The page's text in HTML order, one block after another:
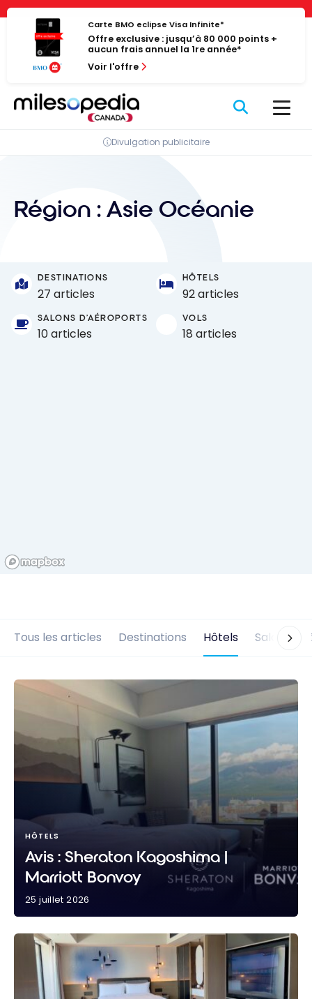
Panneau de gestion des cookies
Passer
contenu
Carte BMO eclipse Visa Infinite*
Offre exclusive : jusqu’à 80 000 points +
aucun frais annuel la 1re année*
Voir l'offre
Divulgation publicitaire
Région : Asie Océanie
DESTINATIONS
27 articles
HÔTELS
92 articles
SALONS D'AÉROPORTS
10 articles
VOLS
18 articles
Tous les articles Destinations Hôtels Salons
HÔTELS
Avis : Sheraton Kagoshima |
Marriott Bonvoy
25 juillet 2026